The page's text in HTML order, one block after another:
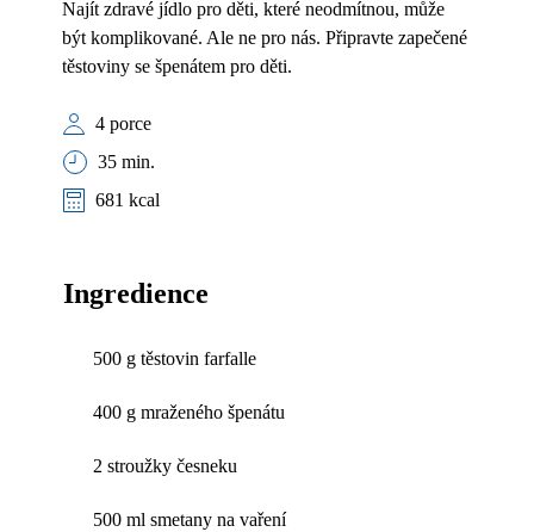
Najít zdravé jídlo pro děti, které neodmítnou, může
být komplikované. Ale ne pro nás. Připravte zapečené
těstoviny se špenátem pro děti.
4 porce
35 min.
681 kcal
Ingredience
500 g těstovin farfalle
400 g mraženého špenátu
2 stroužky česneku
500 ml smetany na vaření